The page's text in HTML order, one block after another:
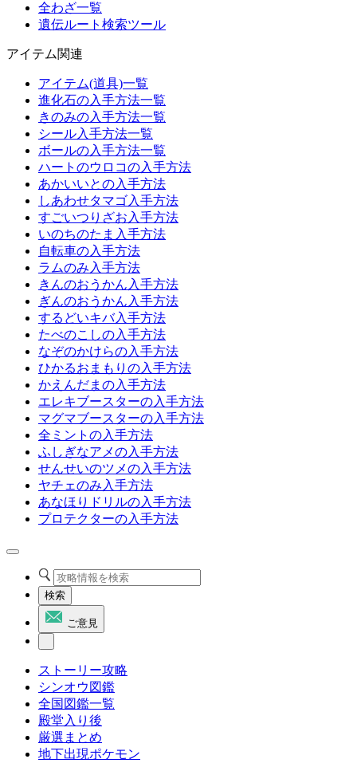
全わざ一覧
遺伝ルート検索ツール
アイテム関連
アイテム(道具)一覧
進化石の入手方法一覧
きのみの入手方法一覧
シール入手方法一覧
ボールの入手方法一覧
ハートのウロコの入手方法
あかいいとの入手方法
しあわせタマゴ入手方法
すごいつりざお入手方法
いのちのたま入手方法
自転車の入手方法
ラムのみ入手方法
きんのおうかん入手方法
ぎんのおうかん入手方法
するどいキバ入手方法
たべのこしの入手方法
なぞのかけらの入手方法
ひかるおまもりの入手方法
かえんだまの入手方法
エレキブースターの入手方法
マグマブースターの入手方法
全ミントの入手方法
ふしぎなアメの入手方法
せんせいのツメの入手方法
ヤチェのみ入手方法
あなほりドリルの入手方法
プロテクターの入手方法
検索
ご意見
ストーリー攻略
シンオウ図鑑
全国図鑑一覧
殿堂入り後
厳選まとめ
地下出現ポケモン